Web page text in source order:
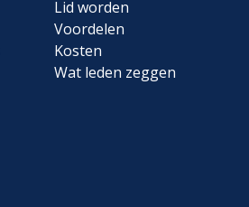
Lid worden
Voordelen
Kosten
Wat leden zeggen